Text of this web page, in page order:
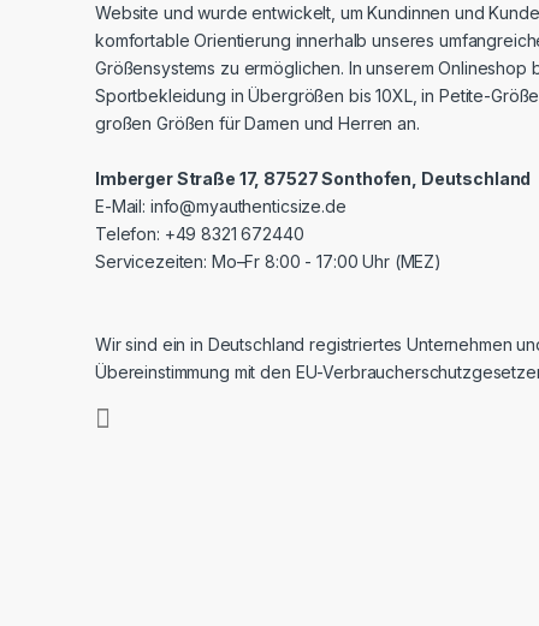
Website und wurde entwickelt, um Kundinnen und
komfortable Orientierung innerhalb unseres
Größensystems zu ermöglichen. In unserem Onlineshop
Sportbekleidung in Übergrößen bis 10XL, in Petite-
großen Größen für Damen und Herren an.
Imberger Straße 17, 87527 Sonthofen, Deutschland
E-Mail: info@myauthenticsize.de
Telefon: +49 8321 672440
Servicezeiten: Mo–Fr 8:00 - 17:00 Uhr (MEZ)
Wir sind ein in Deutschland registriertes Unternehmen
Übereinstimmung mit den EU-